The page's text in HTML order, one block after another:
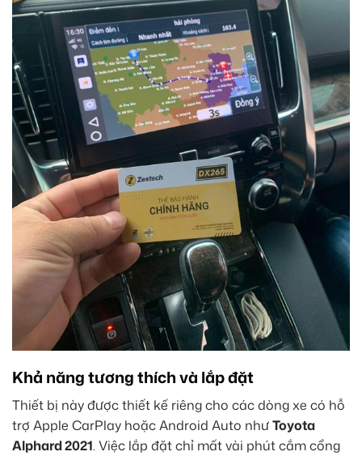
Khả năng tương thích và lắp đặt
Thiết bị này được thiết kế riêng cho các dòng xe có hỗ
trợ Apple CarPlay hoặc Android Auto nhưToyota
Alphard 2021. Việc lắp đặt chỉ mất vài phút cắm cổng